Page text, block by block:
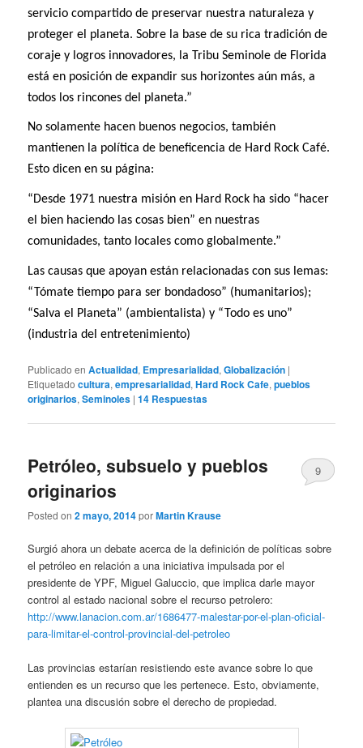
servicio compartido de preservar nuestra naturaleza y
proteger el planeta. Sobre la base de su rica tradición de
coraje y logros innovadores, la Tribu Seminole de Florida
está en posición de expandir sus horizontes aún más, a
todos los rincones del planeta.”
No solamente hacen buenos negocios, también
mantienen la política de beneficencia de Hard Rock Café.
Esto dicen en su página:
“Desde 1971 nuestra misión en Hard Rock ha sido “hacer
el bien haciendo las cosas bien” en nuestras
comunidades, tanto locales como globalmente.”
Las causas que apoyan están relacionadas con sus lemas:
“Tómate tiempo para ser bondadoso” (humanitarios);
“Salva el Planeta” (ambientalista) y “Todo es uno”
(industria del entretenimiento)
Publicado en Actualidad, Empresarialidad,Globalización |
Etiquetado cultura,empresarialidad,Hard Rock Cafe,pueblos
originarios,Seminoles |14 Respuestas
Petróleo, subsuelo y pueblos
originarios
Posted on2 mayo, 2014porMartin Krause
9
Surgió ahora un debate acerca de la definición de políticas sobre
el petróleo en relación a una iniciativa impulsada por el
presidente de YPF, Miguel Galuccio, que implica darle mayor
control al estado nacional sobre el recurso petrolero:
http://www.lanacion.com.ar/1686477-malestar-por-el-plan-oficial-
para-limitar-el-control-provincial-del-petroleo
Las provincias estarían resistiendo este avance sobre lo que
entienden es un recurso que les pertenece. Esto, obviamente,
plantea una discusión sobre el derecho de propiedad.